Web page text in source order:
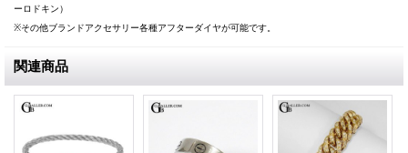
ーロドキン）
※その他ブランドアクセサリー各種アフターダイヤが可能です。
関連商品